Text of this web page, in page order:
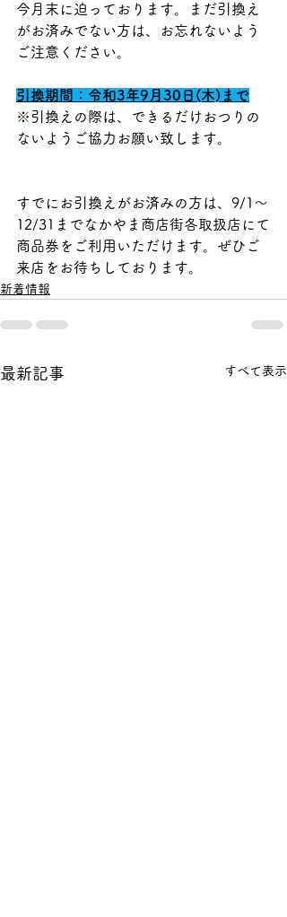
今月末に迫っております。まだ引換え
がお済みでない方は、お忘れないよう
ご注意ください。
引換期間：令和3年9月30日(木)まで
※引換えの際は、できるだけおつりの
ないようご協力お願い致します。
すでにお引換えがお済みの方は、9/1～
12/31までなかやま商店街各取扱店にて
商品券をご利用いただけます。ぜひご
来店をお待ちしております。
新着情報
最新記事 すべて表示